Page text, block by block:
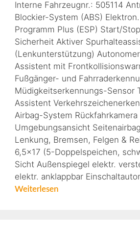
Interne Fahrzeugnr.: 505114
Blockier-System (ABS)
Programm Plus (ESP) Start/
Sicherheit Aktiver
(Lenkunterstützung)
Assistent mit
Fußgänger- und
Müdigkeitserkennungs-Sensor
Assistent
Airbag-System Rückfahrkamera
Umgebungsansicht
Lenkung, Bremsen, Felgen &
6,5×17 (5-Doppelspeichen,
Sicht Außenspiegel elektr.
elektr. anklappbar
Weiterlesen